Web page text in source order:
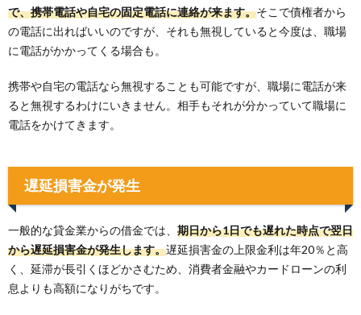
で、携帯電話や自宅の固定電話に連絡が来ます。そこで債権者から
の電話に出ればいいのですが、それも無視していると今度は、職場
に電話がかかってくる場合も。
携帯や自宅の電話なら無視することも可能ですが、職場に電話が来
ると無視するわけにいきません。相手もそれが分かっていて職場に
電話をかけてきます。
遅延損害金が発生
一般的な貸金業からの借金では、 期日から1日でも遅れた時点で翌日
から遅延損害金が発生します。遅延損害金の上限金利は年20％と高
く、延滞が長引くほどかさむため、消費者金融やカードローンの利
息よりも高額になりがちです。